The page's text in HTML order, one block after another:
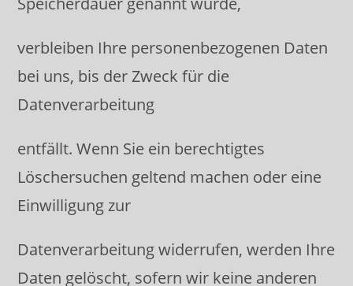
verbleiben Ihre personenbezogenen Daten
bei uns, bis der Zweck für die
Datenverarbeitung
entfällt. Wenn Sie ein berechtigtes
Löschersuchen geltend machen oder eine
Einwilligung zur
Datenverarbeitung widerrufen, werden Ihre
Daten gelöscht, sofern wir keine anderen